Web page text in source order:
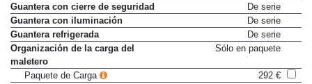
Guantera con cierre de seguridad
De serie
Guantera con iluminación
De serie
Guantera refrigerada
De serie
Organización de la carga del
maletero
Sólo en paquete
Paquete de Carga
292 €